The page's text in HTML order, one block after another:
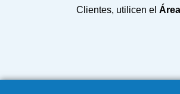
Clientes, utilicen el